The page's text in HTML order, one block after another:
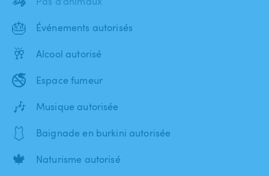
🎂 Événements autorisés
🥂 Alcool autorisé
🚭 Espace fumeur
🎶 Musique autorisée
🩱 Baignade en burkini autorisée
🍁 Naturisme autorisé